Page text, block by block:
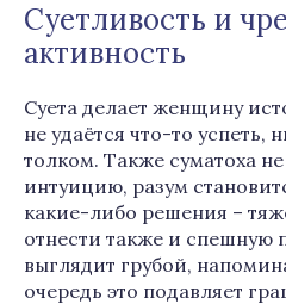
Суетливость и
активность
Суета делает женщину
не удаётся что-то успеть,
толком. Также суматоха
интуицию, разум
какие-либо решения –
отнести также и спешную
выглядит грубой,
очередь это подавляет